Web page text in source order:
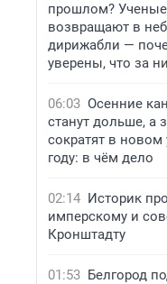
прошлом? Ученые
возвращают в
дирижабли —
уверены, что за
06:03 Осенние
станут дольше, а
сократят в новом
году: в чём дело
02:14 Историк
имперскому и
Кронштадту
01:53 Белгород